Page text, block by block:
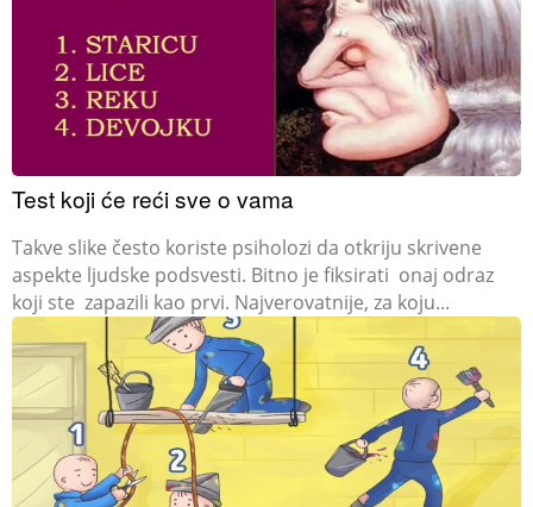
Test koji će reći sve o vama
Takve slike često koriste psiholozi da otkriju skrivene
aspekte ljudske podsvesti. Bitno je fiksirati onaj odraz
koji ste zapazili kao prvi. Najverovatnije, za koju...